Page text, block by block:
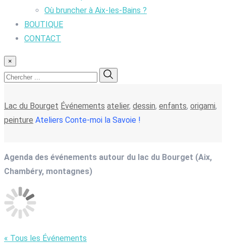
Où bruncher à Aix-les-Bains ?
BOUTIQUE
CONTACT
×
Lac du Bourget Événements atelier, dessin, enfants, origami,
peinture Ateliers Conte-moi la Savoie !
Agenda des événements autour du lac du Bourget (Aix,
Chambéry, montagnes)
« Tous les Événements